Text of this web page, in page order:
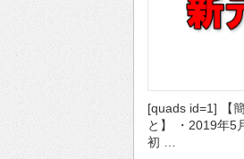
[quads id=1] 【
と】 ・2019年5
初 …